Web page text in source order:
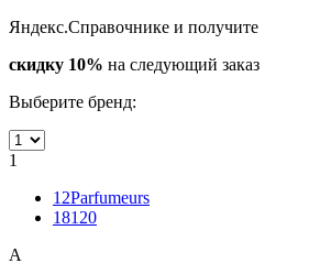
Яндекс.Справочнике и получите
скидку 10% на следующий заказ
Выберите бренд:
1
12Parfumeurs
18120
A